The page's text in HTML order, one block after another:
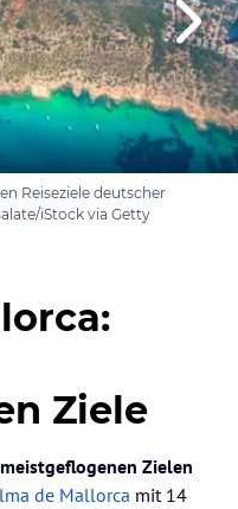
Reiseziele deutscher
iStock via Getty
Ziele
Zielen
de Mallorca mit 14